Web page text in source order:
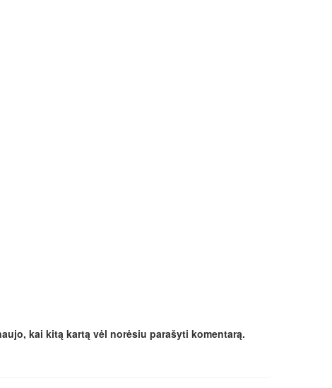
kai kitą kartą vėl norėsiu parašyti komentarą.